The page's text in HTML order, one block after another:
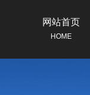
网站首页
HOME